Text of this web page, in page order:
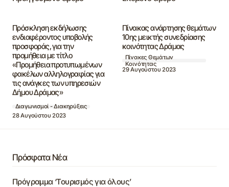
Πρόσκληση εκδήλωσης
ενδιαφέροντος υποβολής
προσφοράς, για την
προμήθεια με τίτλο
«Προμήθεια προτυπωμένων
φακέλων αλληλογραφίας για
τις ανάγκες των υπηρεσιών
Δήμου Δράμας»
Διαγωνισμοί - Διακηρύξεις
28 Αυγούστου 2023
Πίνακας ανάρτησης θεμάτων
10ης μεικτής συνεδρίασης
κοινότητας Δράμας
Πίνακες Θεμάτων
Κοινότητας
29 Αυγούστου 2023
Πρόσφατα Νέα
Πρόγραμμα ‘Τουρισμός για όλους’